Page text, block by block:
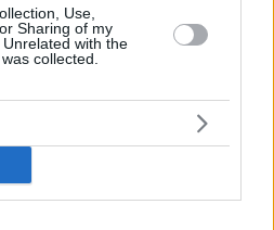
Use,
Sharing of my
with the
collected.
αυτή τη εποχή ιδιαίτερα
προχωρησουν σε άμεση
υπαλλήλων. Καλο κουράγιο